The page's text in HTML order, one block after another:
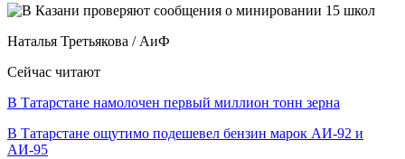
Наталья Третьякова / АиФ
Сейчас читают
В Татарстане намолочен первый миллион тонн зерна
В Татарстане ощутимо подешевел бензин марок АИ-92 и
АИ-95